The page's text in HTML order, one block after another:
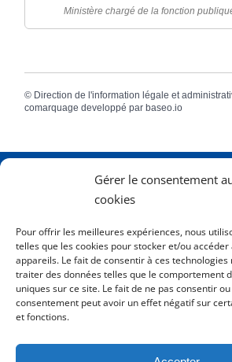
Gérer le consentement
cookies
Pour offrir les meilleures expériences, nous
telles que les cookies pour stocker et/ou
appareils. Le fait de consentir à ces
traiter des données telles que le comportement
uniques sur ce site. Le fait de ne pas consentir
consentement peut avoir un effet négatif sur
et fonctions.
Ministère chargé de la fonction
© Direction de l'information légale et
comarquage developpé par baseo.io
2 Rue Dame Pernette
Horaires
Lundi de 8h15 à 12h
Mardi de 8h15 à 12h
Mercredi 8h15 à 12h
Jeudi de 8h15 à 12h -